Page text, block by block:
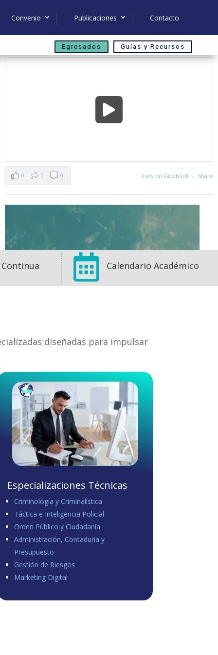
Convenio Publicaciones Contacto
Egresados
Guías y Recursos
View on Facebook · Share
0 0 0
1 1 0
 Calendario Académico
diseñadas para impulsar
Especializaciones Técnicas
Criminología y Criminalística
Táctica e Inteligencia Policial
Orden Público y Ciudadanía
Administración, Contaduria y
Presupuesto
Gestión de Riesgos
Marketing Digital